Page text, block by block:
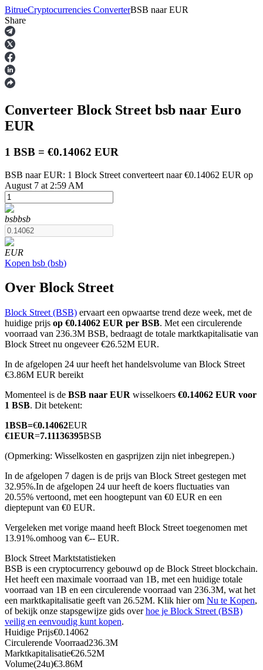
Termijncontracten
USDT-futures
COIN-M-futures
Cryptocurrency-futures
TradFi
Derivaten voor aandelen, forex, edelmetalen en grondstoffen
Futures met USDC als onderpand
Kopiëren Handel
BitrueCryptocurrencies ConverterBSB naar EUR
Share
Converteer Block Street bsb naar Euro
EUR
1 BSB = €0.14062 EUR
BSB naar EUR: 1 Block Street converteert naar €0.14062 EUR op
August 7 at 2:59 AM
bsbbsb
EUR
Kopen bsb (bsb)
Over Block Street
Block Street (BSB) ervaart een opwaartse trend deze week, met de
huidige prijs op €0.14062 EUR per BSB. Met een circulerende
voorraad van 236.3M BSB, bedraagt de totale marktkapitalisatie van
Block Street nu ongeveer €26.52M EUR.
In de afgelopen 24 uur heeft het handelsvolume van Block Street
€3.86M EUR bereikt
Momenteel is de BSB naar EUR wisselkoers €0.14062 EUR voor
1 BSB. Dit betekent:
1BSB=€0.14062EUR
€1EUR=7.11136395BSB
(Opmerking: Wisselkosten en gasprijzen zijn niet inbegrepen.)
In de afgelopen 7 dagen is de prijs van Block Street gestegen met
32.95%.In de afgelopen 24 uur heeft de koers fluctuaties van
20.55% vertoond, met een hoogtepunt van €0 EUR en een
dieptepunt van €0 EUR.
Vergeleken met vorige maand heeft Block Street toegenomen met
13.91%.omhoog van €-- EUR.
Block Street Marktstatistieken
BSB is een cryptocurrency gebouwd op de Block Street blockchain.
Het heeft een maximale voorraad van 1B, met een huidige totale
voorraad van 1B en een circulerende voorraad van 236.3M, wat het
een marktkapitalisatie geeft van 26.52M. Klik hier om Nu te Kopen,
of bekijk onze stapsgewijze gids overhoe je Block Street (BSB)
veilig en eenvoudig kunt kopen.
Huidige Prijs€0.14062
Circulerende Voorraad236.3M
Marktkapitalisatie€26.52M
Volume(24u)€3.86M